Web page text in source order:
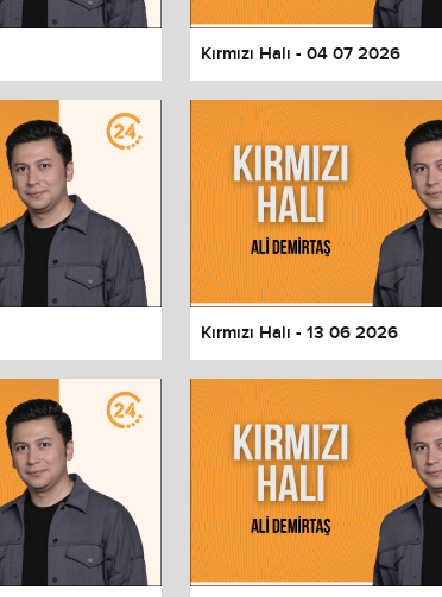
Kırmızı Halı - 04 07 2026
Kırmızı Halı - 13 06 2026